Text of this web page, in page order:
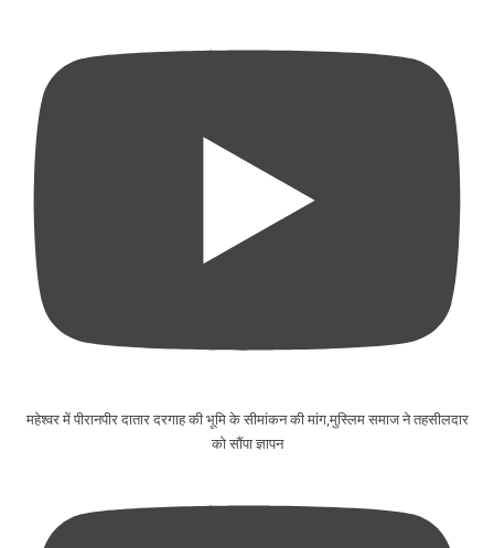
महेश्वर में पीरानपीर दातार दरगाह की भूमि के सीमांकन की मांग,मुस्लिम समाज ने तहसीलदार
को सौंपा ज्ञापन